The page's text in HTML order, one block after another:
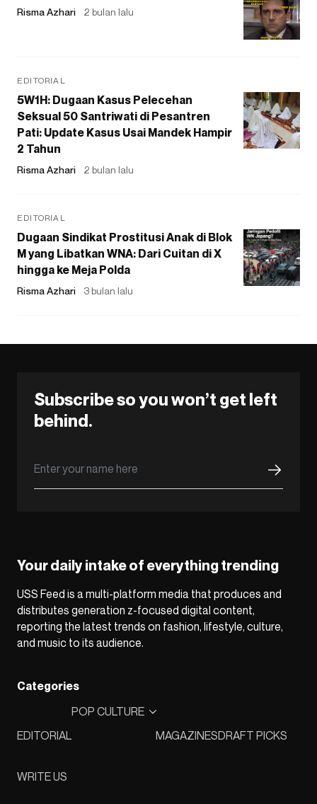
Risma Azhari 2 bulan lalu
EDITORIAL
5W1H: Dugaan Kasus Pelecehan
Seksual 50 Santriwati di Pesantren
Pati: Update Kasus Usai Mandek Hampir
2 Tahun
Risma Azhari 2 bulan lalu
EDITORIAL
Dugaan Sindikat Prostitusi Anak di Blok
M yang Libatkan WNA: Dari Cuitan di X
hingga ke Meja Polda
Risma Azhari 3 bulan lalu
Subscribe so you won’t get left
behind.
Your daily intake of everything trending
USS Feed is a multi-platform media that produces and
distributes generation z-focused digital content,
reporting the latest trends on fashion, lifestyle, culture,
and music to its audience.
Categories
EDITORIAL
POP CULTURE
MAGAZINESDRAFT PICKS
WRITE US